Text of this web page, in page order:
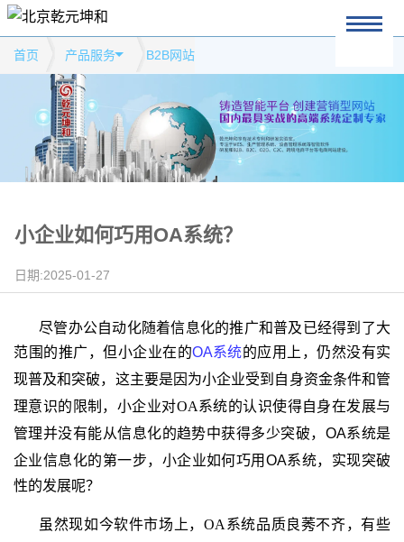
首页 产品服务 B2B网站
小企业如何巧用OA系统？
日期:2025-01-27
尽管办公自动化随着信息化的推广和普及已经得到了大
范围的推广，但小企业在的OA系统的应用上，仍然没有实
现普及和突破，这主要是因为小企业受到自身资金条件和管
理意识的限制，小企业对OA系统的认识使得自身在发展与
管理并没有能从信息化的趋势中获得多少突破，OA系统是
企业信息化的第一步， 小企业如何巧用OA系统，实现突破
性的发展呢？
虽然现如今软件市场上， OA 系统品质良莠不齐，有些